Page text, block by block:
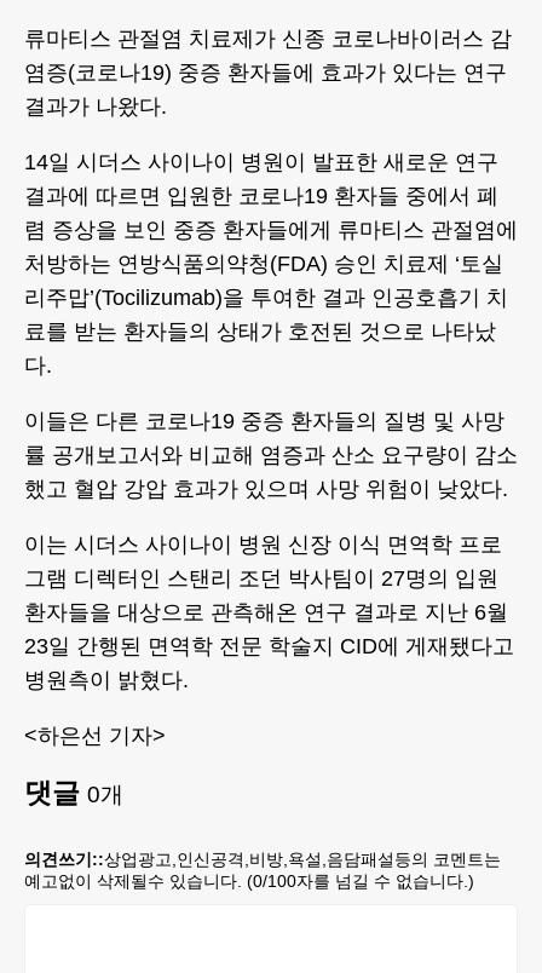
류마티스 관절염 치료제가 신종 코로나바이러스 감
염증(코로나19) 중증 환자들에 효과가 있다는 연구
결과가 나왔다.
14일 시더스 사이나이 병원이 발표한 새로운 연구
결과에 따르면 입원한 코로나19 환자들 중에서 폐
렴 증상을 보인 중증 환자들에게 류마티스 관절염에
처방하는 연방식품의약청(FDA) 승인 치료제 ‘토실
리주맙’(Tocilizumab)을 투여한 결과 인공호흡기 치
료를 받는 환자들의 상태가 호전된 것으로 나타났
다.
이들은 다른 코로나19 중증 환자들의 질병 및 사망
률 공개보고서와 비교해 염증과 산소 요구량이 감소
했고 혈압 강압 효과가 있으며 사망 위험이 낮았다.
이는 시더스 사이나이 병원 신장 이식 면역학 프로
그램 디렉터인 스탠리 조던 박사팀이 27명의 입원
환자들을 대상으로 관측해온 연구 결과로 지난 6월
23일 간행된 면역학 전문 학술지 CID에 게재됐다고
병원측이 밝혔다.
<하은선 기자>
댓글 0개
의견쓰기::상업광고,인신공격,비방,욕설,음담패설등의 코멘트는
예고없이 삭제될수 있습니다. (0/100자를 넘길 수 없습니다.)